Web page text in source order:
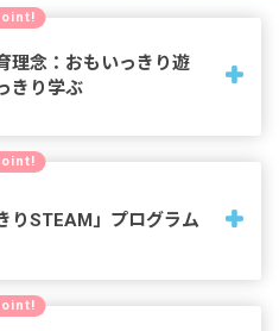
理念：おもいっきり遊
きり学ぶ
身体の成長を促し、創造力や
広げ、「やさしく、つよく生
りSTEAM」プログラム
でプログラムを共同開発し、
を持ち、表現しやってみよう